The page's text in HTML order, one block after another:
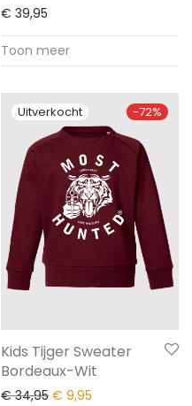
€ 39,95
Toon meer
-72%
Kids Tijger Sweater
Bordeaux-Wit
€34,95 € 9,95